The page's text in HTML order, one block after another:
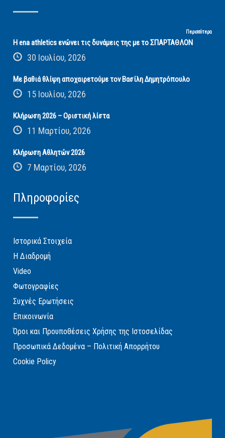
Περισσότερα
Η ena athletics ενώνει τις δυνάμεις της με το ΣΠΑΡΤΑΘΛΟΝ
30 Ιουλίου, 2026
Με βαθιά θλίψη αποχαιρετούμε τον Βασίλη Δημητρόπουλο
15 Ιουλίου, 2026
Κλήρωση 2026 – Οριστική λίστα
11 Μαρτίου, 2026
Κλήρωση Αθλητών 2026
7 Μαρτίου, 2026
Πληροφορίες
Ιστορικά Στοιχεία
Η Διαδρομή
Video
Φωτογραφίες
Συχνές Ερωτήσεις
Επικοινωνία
Όροι και Προυποθέσεις Χρήσης της Ιστοσελίδας
Προσωπικά Δεδομένα – Πολιτική Απορρήτου
Cookie Policy